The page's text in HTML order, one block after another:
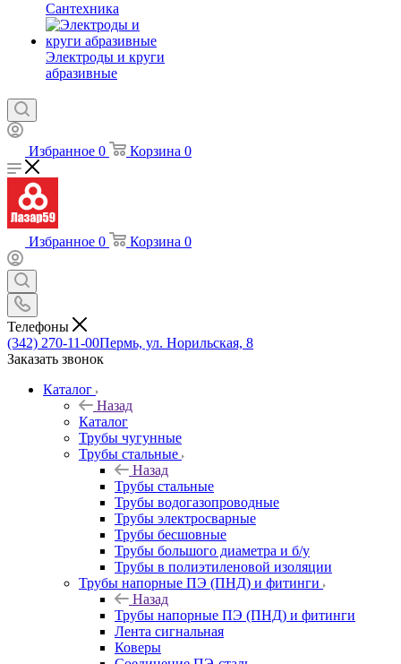
Сантехника
Электроды и круги
абразивные
Избранное 0 Корзина 0
Избранное 0 Корзина 0
Телефоны
(342) 270-11-00Пермь, ул. Норильская, 8
Заказать звонок
Каталог
Назад
Каталог
Трубы чугунные
Трубы стальные
Назад
Трубы стальные
Трубы водогазопроводные
Трубы электросварные
Трубы бесшовные
Трубы большого диаметра и б/у
Трубы в полиэтиленовой изоляции
Трубы напорные ПЭ (ПНД) и фитинги
Назад
Трубы напорные ПЭ (ПНД) и фитинги
Лента сигнальная
Коверы